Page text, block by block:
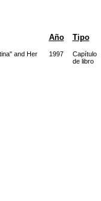
Año Tipo
and Her
1997
Capítulo
de libro